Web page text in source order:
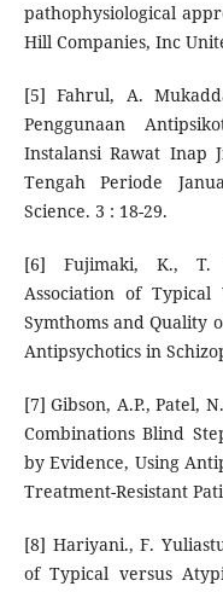
pathophysiological
Hill Companies, Inc
[5] Fahrul, A.
Penggunaan
Instalansi Rawat Inap
Tengah Periode
Science. 3 : 18-29.
[6] Fujimaki, K., T.
Association of Typical
Symthoms and Quality
Antipsychotics in
[7] Gibson, A.P., Patel,
Combinations Blind
by Evidence, Using
Treatment-Resistant
[8] Hariyani., F.
of Typical versus